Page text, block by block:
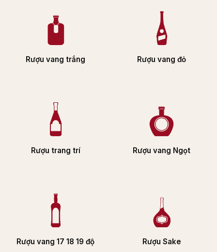
Rượu vang trắng Rượu vang đỏ
Rượu trang trí Rượu vang Ngọt
Rượu vang 17 18 19 độ Rượu Sake